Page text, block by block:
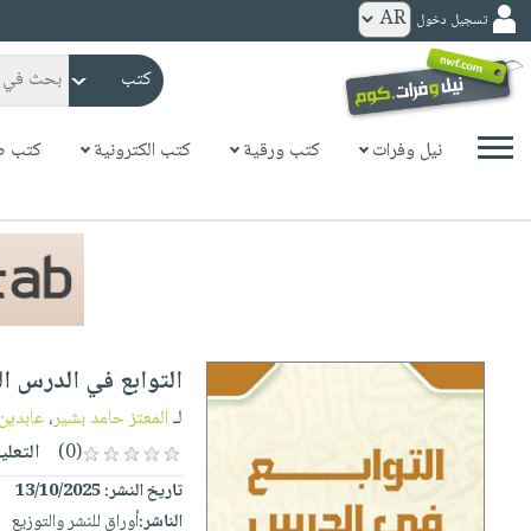
كتب
ورقية
المواضيع
مخفض
صفحات
الكترونية
حديثاً
الأكثر
الصفحة
الرئيسية
masmu3
الصفحة
تسجيل دخول
نيل وفرات كتب ورقية كتب الكترونية كتب
التوابع في الدرس
لـالمعتز حامد بشير،
(0)
تاريخ النشر:13/10/2025
الناشر:أوراق للنشر والتوزيع